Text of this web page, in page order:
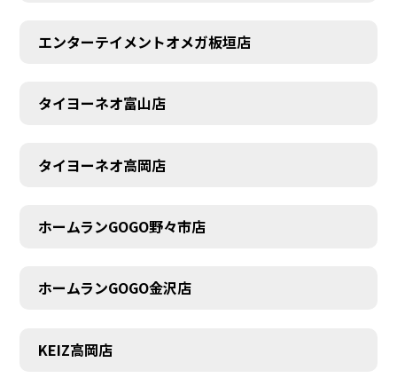
エンターテイメントオメガ板垣店
タイヨーネオ富山店
タイヨーネオ高岡店
ホームランGOGO野々市店
ホームランGOGO金沢店
KEIZ高岡店